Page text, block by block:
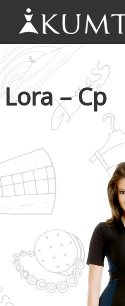
KUMT
Haljine online
Lora – Cp